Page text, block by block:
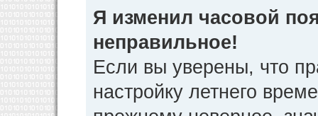
Я изменил часовой
неправильное!
Если вы уверены, что
настройку летнего